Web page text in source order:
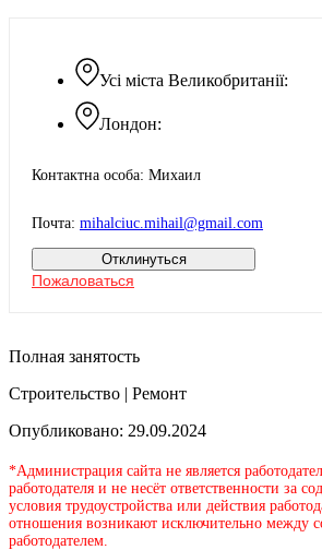
Усі міста Великобританії:
Лондон:
Контактна особа: Михаил
Почта: mihalciuc.mihail@gmail.com
Отклинуться
Пожаловаться
Полная занятость
Строительство | Ремонт
Опубликовано: 29.09.2024
*Администрация сайта не является
работодателя и не несёт ответственности за
условия трудоустройства или действия
отношения возникают исключительно между
работодателем.